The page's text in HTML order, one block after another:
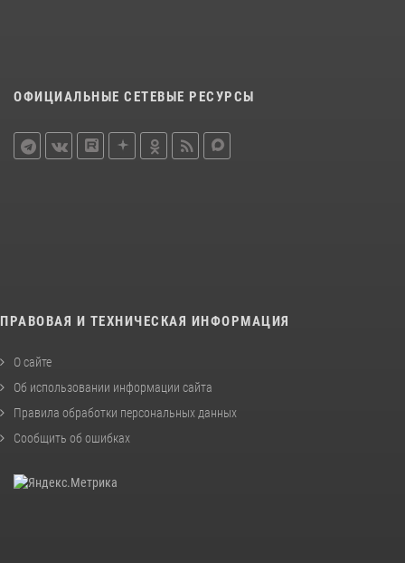
ОФИЦИАЛЬНЫЕ СЕТЕВЫЕ РЕСУРСЫ
ПРАВОВАЯ И ТЕХНИЧЕСКАЯ ИНФОРМАЦИЯ
О сайте
Об использовании информации сайта
Правила обработки персональных данных
Сообщить об ошибках